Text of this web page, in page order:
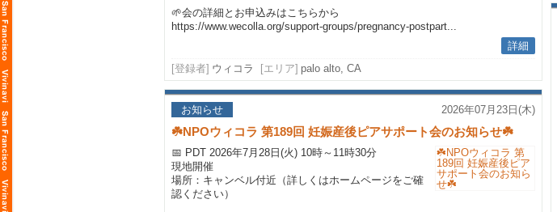
🌱会の詳細とお申込みはこちらから
https://www.wecolla.org/support-groups/pregnancy-postpart...
詳細
[登録者] ウィコラ [エリア] palo alto, CA
お知らせ 2026年07月23日(木)
☘️NPOウィコラ 第189回 妊娠産後ピアサポート会のお知らせ☘️
📅 PDT 2026年7月28日(火) 10時～11時30分
現地開催
場所：キャンベル付近（詳しくはホームページをご確
認ください）